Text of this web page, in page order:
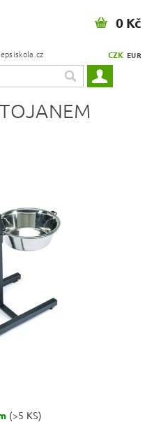
CZK EUR
0 Kč
(>5 KS)